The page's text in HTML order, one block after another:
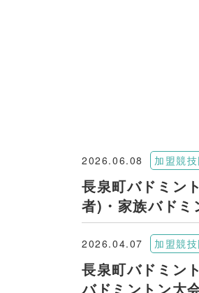
2026.06.08 加盟競
長泉町バドミン
者)・家族バドミ
2026.04.07 加盟競
長泉町バドミン
バドミントン大